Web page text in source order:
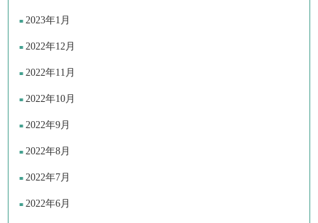
2023年1月
2022年12月
2022年11月
2022年10月
2022年9月
2022年8月
2022年7月
2022年6月